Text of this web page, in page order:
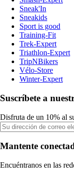
Sneak'In
Sneakids
Sport is good
Training-Fit
Trek-Expert
Triathlon-Expert
TripNBikers
Vélo-Store
Winter-Expert
Suscríbete a
Disfruta de un 10% al
Mantente
Encuéntranos en las